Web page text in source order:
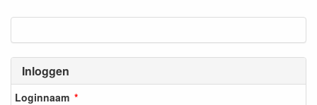
Inloggen
Loginnaam